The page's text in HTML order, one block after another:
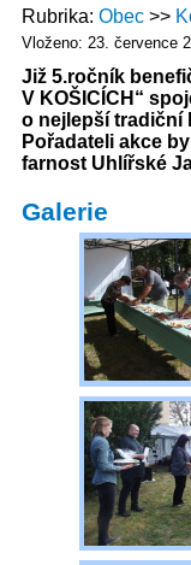
Rubrika Obec
Vloženo: 23. července
Již 5.ročník
V KOŠICÍCH“
o nejlepší tradiční
Pořadateli akce
farnost Uhlířské
Galerie